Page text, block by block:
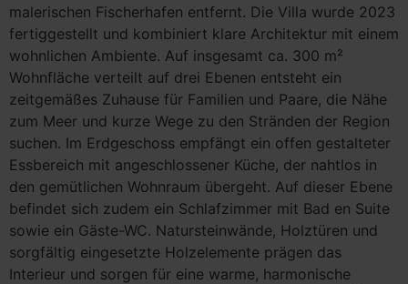
malerischen Fischerhafen entfernt. Die Villa wurde 2023
fertiggestellt und kombiniert klare Architektur mit einem
wohnlichen Ambiente. Auf insgesamt ca. 300 m²
Wohnfläche verteilt auf drei Ebenen entsteht ein
zeitgemäßes Zuhause für Familien und Paare, die Nähe
zum Meer und kurze Wege zu den Stränden der Region
suchen. Im Erdgeschoss empfängt ein offen gestalteter
Essbereich mit angeschlossener Küche, der nahtlos in
den gemütlichen Wohnraum übergeht. Auf dieser Ebene
befindet sich zudem ein Schlafzimmer mit Bad en Suite
sowie ein Gäste-WC. Natursteinwände, Holztüren und
sorgfältig eingesetzte Holzelemente prägen das
Interieur und sorgen für eine warme, harmonische